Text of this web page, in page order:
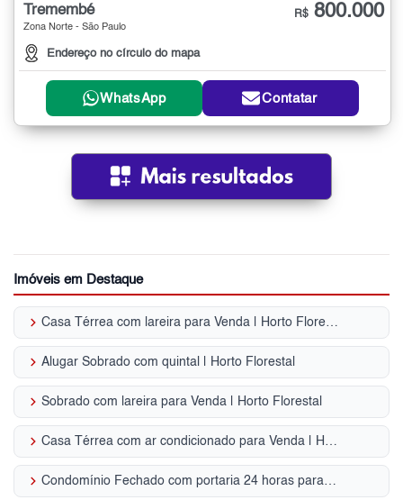
Tremembé
Zona Norte - São Paulo
Endereço no círculo do mapa
R$ 800.000
WhatsApp Contatar
Imóveis em Destaque
keyboard_arrow_right Casa Térrea com lareira para Venda | Horto Florestal
keyboard_arrow_right Alugar Sobrado com quintal | Horto Florestal
keyboard_arrow_right Sobrado com lareira para Venda | Horto Florestal
keyboard_arrow_right Casa Térrea com ar condicionado para Venda | Horto Florestal
keyboard_arrow_right Condomínio Fechado com portaria 24 horas para Venda | Horto Florestal